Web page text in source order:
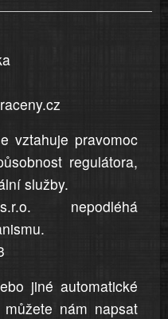
vztahuje pravomoc
regulátora,
služby.
nepodléhá
jiné automatické
nám napsat